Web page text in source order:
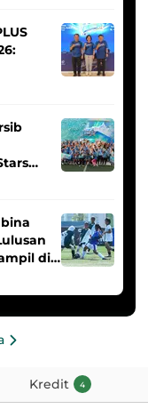
di
Kredit 4